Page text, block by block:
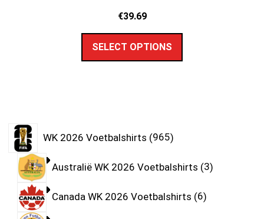
€39.69
SELECT OPTIONS
WK 2026 Voetbalshirts 965
Australië WK 2026 Voetbalshirts 3
Canada WK 2026 Voetbalshirts 6